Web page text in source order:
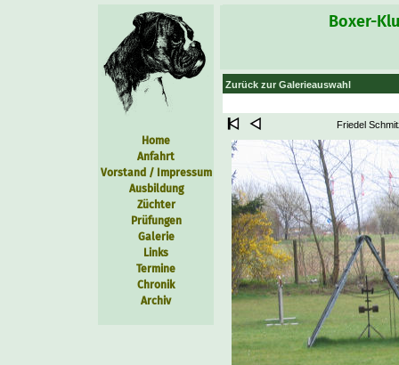
Home
Anfahrt
Vorstand / Impressum
Ausbildung
Züchter
Prüfungen
Galerie
Links
Termine
Chronik
Archiv
Boxer-
Zurück zur Galerieauswahl
Friedel